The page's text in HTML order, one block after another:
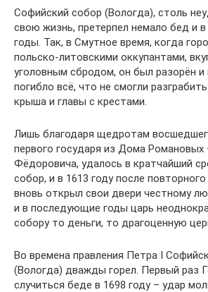
Софийский собор (Вологда), столь
свою жизнь, претерпел немало бед и
годы. Так, в Смутное время, когда
польско-литовскими оккупантами,
уголовным сбродом, он был разорён
погибло всё, что не смогли
крыша и главы с крестами.
Лишь благодаря щедротам
первого государя из Дома Романовых
Фёдоровича, удалось в кратчайший
собор, и в 1613 году после
вновь открыл свои двери честному
и в последующие годы царь
собору то деньги, то драгоценную
Во времена правления Петра I
(Вологда) дважды горел. Первый раз
случиться беде в 1698 году – удар